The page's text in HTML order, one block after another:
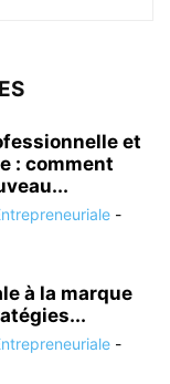
et
: comment
-
à la marque
-